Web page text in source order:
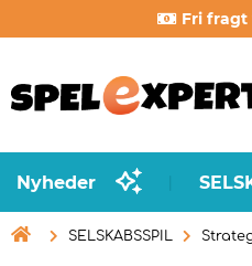
Fri fragt
Nyheder
 SELSKABSSPIL